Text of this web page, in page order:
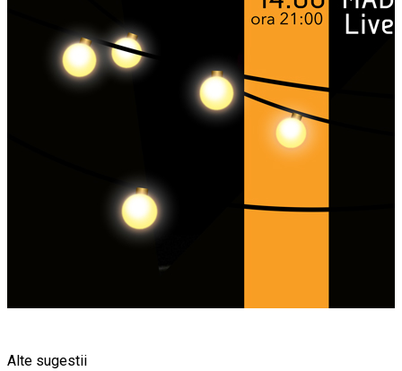
Alte sugestii